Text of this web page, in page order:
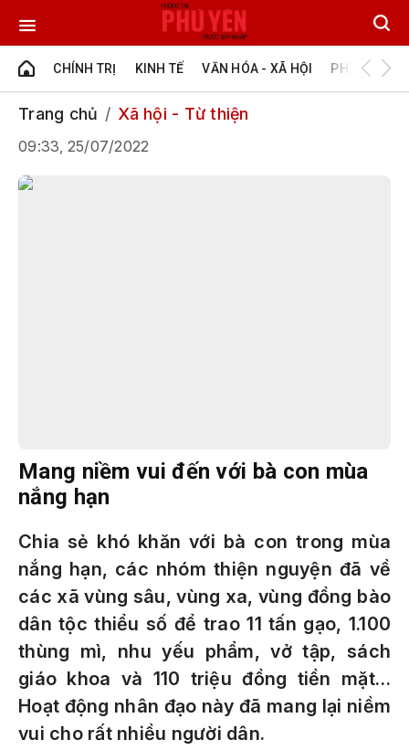
CHÍNH TRỊ KINH TẾ VĂN HÓA - XÃ HỘI PHÚ YÊN -
Trang chủ Xã hội - Từ thiện
09:33, 25/07/2022
Mang niềm vui đến với bà con mùa
nắng hạn
Chia sẻ khó khăn với bà con trong mùa
nắng hạn, các nhóm thiện nguyện đã về
các xã vùng sâu, vùng xa, vùng đồng bào
dân tộc thiểu số để trao 11 tấn gạo, 1.100
thùng mì, nhu yếu phẩm, vở tập, sách
giáo khoa và 110 triệu đồng tiền mặt…
Hoạt động nhân đạo này đã mang lại niềm
vui cho rất nhiều người dân.